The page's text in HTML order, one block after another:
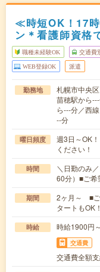
≪時短OK！17
ン＊看護師資格
職種未経験OK 交通費
WEB登録OK 派遣
勤務地
札幌市中央区
苗穂駅から
ら---分／西
--分
曜日頻度
週3日～OK
ください！
時間
＼日勤のみ
60分）■ご
期間
2ヶ月～ ■ご
タートもOK！
時給 時給1900円
交通費
交通費全額